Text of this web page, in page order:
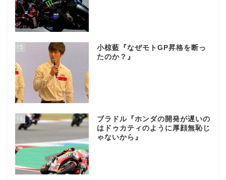
15
小椋藍『なぜモトGP昇格を断っ
たのか？』
16
ブラドル『ホンダの開発が遅いの
はドゥカティのように厚顔無恥じ
ゃないから』